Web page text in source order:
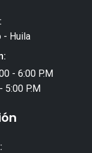
- Huila
- 6:00 P.M
5:00 P.M